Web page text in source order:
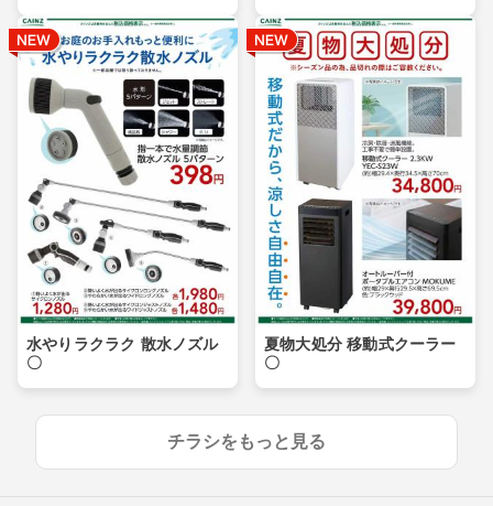
水やりラクラク 散水ノズル
〇
夏物大処分 移動式クーラー
〇
チラシをもっと見る